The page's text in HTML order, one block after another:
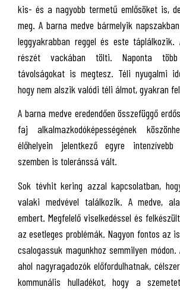
kis- és a nagyobb termetű emlősöket is,
meg. A barna medve bármelyik
leggyakrabban reggel és este táplálkozik.
részét vackában tölti. Naponta
távolságokat is megtesz. Téli nyugalmi
hogy nem alszik valódi téli álmot, gyakran
A barna medve eredendően összefüggő
faj alkalmazkodóképességének
élőhelyein jelentkező egyre
szemben is toleránssá vált.
Sok tévhit kering azzal kapcsolatban,
valaki medvével találkozik. A medve,
embert. Megfelelő viselkedéssel és
az esetleges problémák. Nagyon fontos az
csalogassuk magunkhoz semmilyen módon.
ahol nagyragadozók előfordulhatnak,
kommunális hulladékot, hogy a